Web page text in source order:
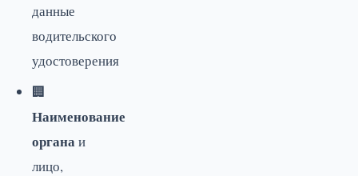
данные
водительского
удостоверения
🏢
Наименование
органаи
лицо,